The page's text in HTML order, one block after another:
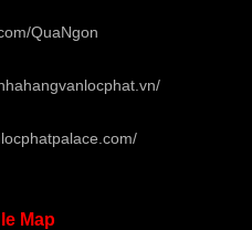
QuaNgon
Map